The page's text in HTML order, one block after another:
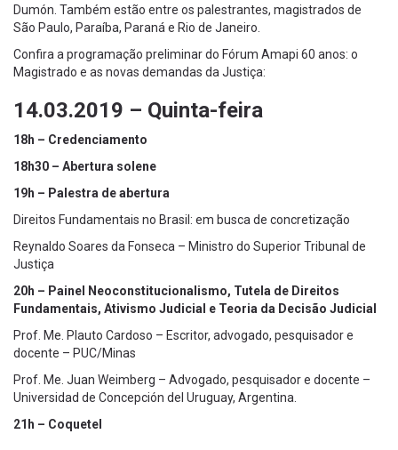
Dumón. Também estão entre os palestrantes, magistrados de
São Paulo, Paraíba, Paraná e Rio de Janeiro.
Confira a programação preliminar do Fórum Amapi 60 anos: o
Magistrado e as novas demandas da Justiça:
14.03.2019 – Quinta-feira
18h – Credenciamento
18h30 – Abertura solene
19h – Palestra de abertura
Direitos Fundamentais no Brasil: em busca de concretização
Reynaldo Soares da Fonseca – Ministro do Superior Tribunal de
Justiça
20h – Painel Neoconstitucionalismo, Tutela de Direitos
Fundamentais, Ativismo Judicial e Teoria da Decisão Judicial
Prof. Me. Plauto Cardoso – Escritor, advogado, pesquisador e
docente – PUC/Minas
Prof. Me. Juan Weimberg – Advogado, pesquisador e docente –
Universidad de Concepción del Uruguay, Argentina.
21h – Coquetel